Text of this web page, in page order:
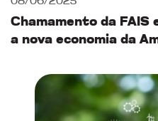
Chamamento da FAIS
a nova economia da